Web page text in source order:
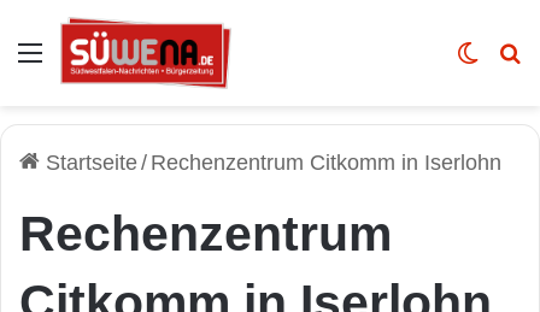
Auswahl Skin
Startseite/ Rechenzentrum Citkomm in Iserlohn
Rechenzentrum